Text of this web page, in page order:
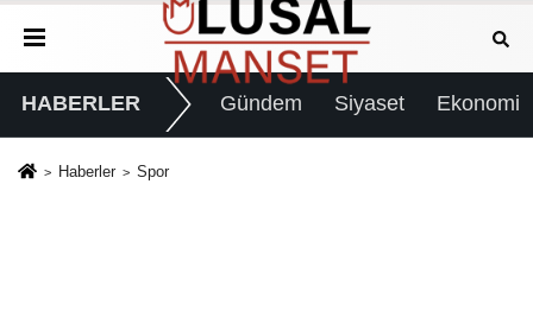
HABERLER Gündem Siyaset Ekonomi
Haberler Spor